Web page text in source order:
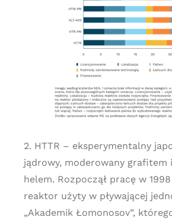
2. HTTR – eksperymentalny
jądrowy, moderowany grafitem
helem. Rozpoczął pracę w
reaktor użyty w pływającej
„Akademik Łomonosov”,